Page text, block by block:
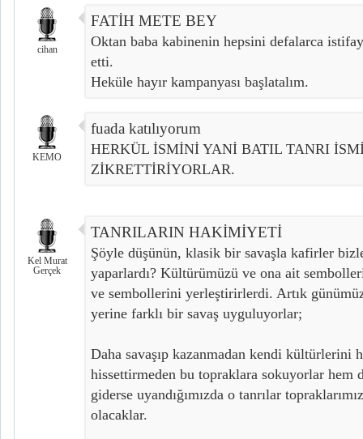
cihan
FATİH METE BEY
Oktan baba kabinenin hepsini defalarca
etti.
Heküle hayır kampanyası başlatalım.
KEMO
fuada katılıyorum
HERKÜL İSMİNİ YANİ BATIL TANRI
ZİKRETTİRİYORLAR.
Kel Murat
Gerçek
TANRILARIN HAKİMİYETİ
Şöyle düşünün, klasik bir savaşla kafirler
yaparlardı? Kültürümüzü ve ona ait
ve sembollerini yerleştirirlerdi. Artık
yerine farklı bir savaş uyguluyorlar;
Daha savaşıp kazanmadan kendi kültürlerini
hissettirmeden bu topraklara sokuyorlar hem
giderse uyandığımızda o tanrılar
olacaklar.